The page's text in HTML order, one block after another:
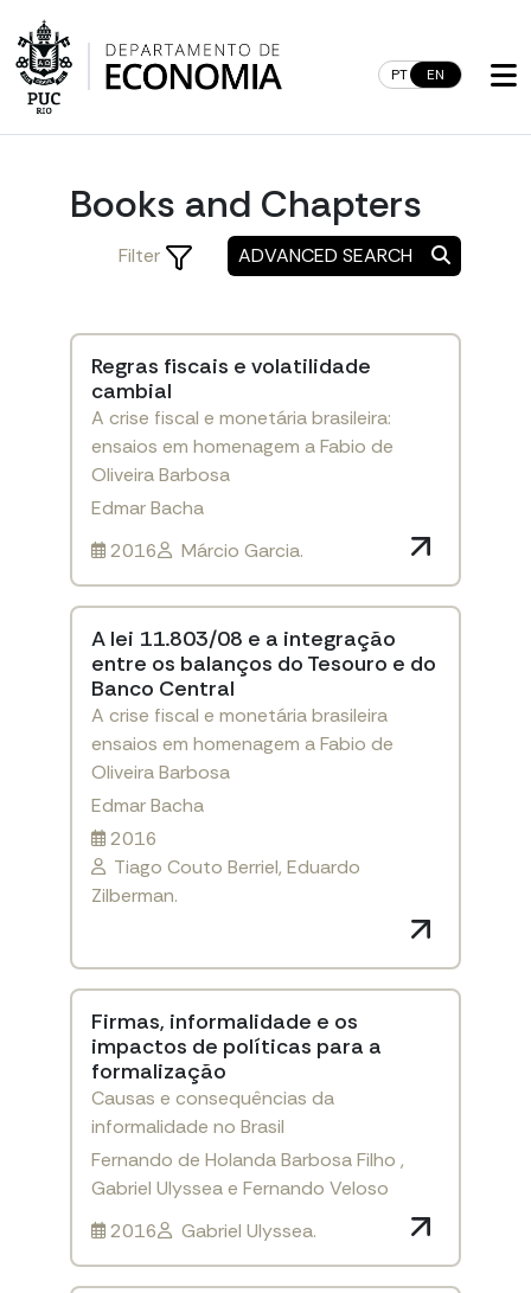
to
content
PT EN
Books and Chapters
Filter ADVANCED SEARCH
Regras fiscais e volatilidade
cambial
A crise fiscal e monetária brasileira:
ensaios em homenagem a Fabio de
Oliveira Barbosa
Edmar Bacha
2016
Márcio Garcia.
A lei 11.803/08 e a integração
entre os balanços do Tesouro e do
Banco Central
A crise fiscal e monetária brasileira
ensaios em homenagem a Fabio de
Oliveira Barbosa
Edmar Bacha
2016
Tiago Couto Berriel, Eduardo
Zilberman.
Firmas, informalidade e os
impactos de políticas para a
formalização
Causas e consequências da
informalidade no Brasil
Fernando de Holanda Barbosa Filho ,
Gabriel Ulyssea e Fernando Veloso
2016
Gabriel Ulyssea.